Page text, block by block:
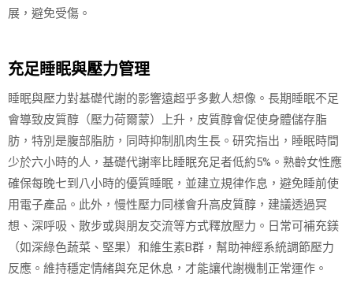
展，避免受傷。
充足睡眠與壓力管理
睡眠與壓力對基礎代謝的影響遠超乎多數人想像。長期睡眠不足
會導致皮質醇（壓力荷爾蒙）上升，皮質醇會促使身體儲存脂
肪，特別是腹部脂肪，同時抑制肌肉生長。研究指出，睡眠時間
少於六小時的人，基礎代謝率比睡眠充足者低約5%。熟齡女性應
確保每晚七到八小時的優質睡眠，並建立規律作息，避免睡前使
用電子產品。此外，慢性壓力同樣會升高皮質醇，建議透過冥
想、深呼吸、散步或與朋友交流等方式釋放壓力。日常可補充鎂
（如深綠色蔬菜、堅果）和維生素B群，幫助神經系統調節壓力
反應。維持穩定情緒與充足休息，才能讓代謝機制正常運作。